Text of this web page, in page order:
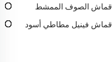
قماش الصوف الممشط
قماش فينيل مطاطي أسود